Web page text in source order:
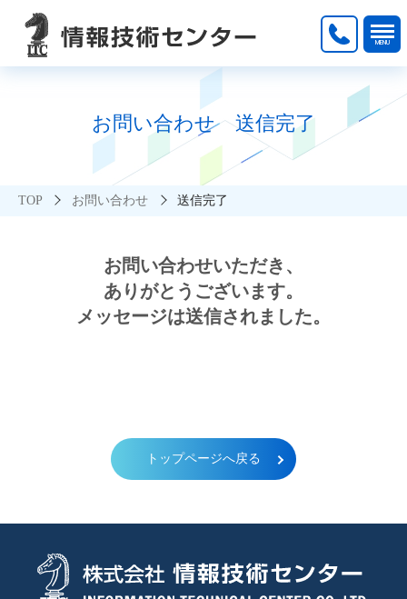
お問い合わせ 送信完了
TOP お問い合わせ 送信完了
お問い合わせいただき、
ありがとうございます。
メッセージは送信されました。
トップページへ戻る